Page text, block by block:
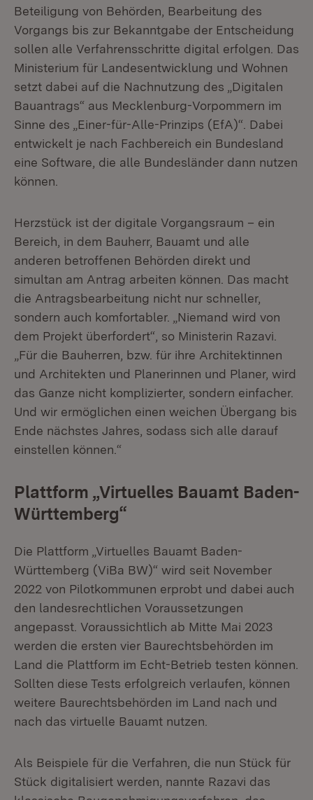
Beteiligung von Behörden, Bearbeitung des
Vorgangs bis zur Bekanntgabe der Entscheidung
sollen alle Verfahrensschritte digital erfolgen. Das
Ministerium für Landesentwicklung und Wohnen
setzt dabei auf die Nachnutzung des „Digitalen
Bauantrags“ aus Mecklenburg-Vorpommern im
Sinne des „Einer-für-Alle-Prinzips (EfA)“. Dabei
entwickelt je nach Fachbereich ein Bundesland
eine Software, die alle Bundesländer dann nutzen
können.
Herzstück ist der digitale Vorgangsraum – ein
Bereich, in dem Bauherr, Bauamt und alle
anderen betroffenen Behörden direkt und
simultan am Antrag arbeiten können. Das macht
die Antragsbearbeitung nicht nur schneller,
sondern auch komfortabler. „Niemand wird von
dem Projekt überfordert“, so Ministerin Razavi.
„Für die Bauherren, bzw. für ihre Architektinnen
und Architekten und Planerinnen und Planer, wird
das Ganze nicht komplizierter, sondern einfacher.
Und wir ermöglichen einen weichen Übergang bis
Ende nächstes Jahres, sodass sich alle darauf
einstellen können.“
Plattform „Virtuelles Bauamt Baden-
Württemberg“
Die Plattform „Virtuelles Bauamt Baden-
Württemberg (ViBa BW)“ wird seit November
2022 von Pilotkommunen erprobt und dabei auch
den landesrechtlichen Voraussetzungen
angepasst. Voraussichtlich ab Mitte Mai 2023
werden die ersten vier Baurechtsbehörden im
Land die Plattform im Echt-Betrieb testen können.
Sollten diese Tests erfolgreich verlaufen, können
weitere Baurechtsbehörden im Land nach und
nach das virtuelle Bauamt nutzen.
Als Beispiele für die Verfahren, die nun Stück für
Stück digitalisiert werden, nannte Razavi das